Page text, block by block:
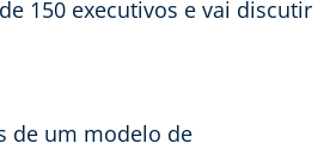
150 executivos e vai discutir
de um modelo de